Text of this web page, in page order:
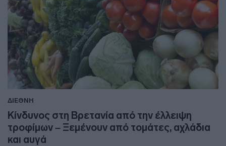
ΔΙΕΘΝΗ
Κίνδυνος στη Βρετανία από την έλλειψη
τροφίμων – Ξεμένουν από τομάτες, αχλάδια
και αυγά